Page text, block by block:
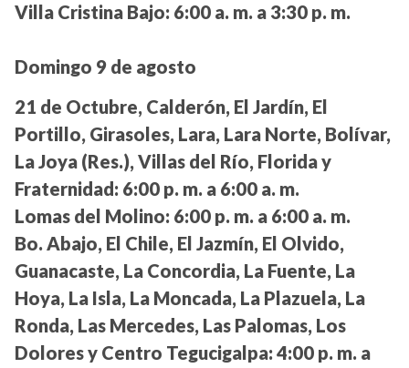
Villa Cristina Bajo: 6:00 a. m. a 3:30 p. m.
Domingo 9 de agosto
21 de Octubre, Calderón, El Jardín, El
Portillo, Girasoles, Lara, Lara Norte, Bolívar,
La Joya (Res.), Villas del Río, Florida y
Fraternidad: 6:00 p. m. a 6:00 a. m.
Lomas del Molino: 6:00 p. m. a 6:00 a. m.
Bo. Abajo, El Chile, El Jazmín, El Olvido,
Guanacaste, La Concordia, La Fuente, La
Hoya, La Isla, La Moncada, La Plazuela, La
Ronda, Las Mercedes, Las Palomas, Los
Dolores y Centro Tegucigalpa: 4:00 p. m. a